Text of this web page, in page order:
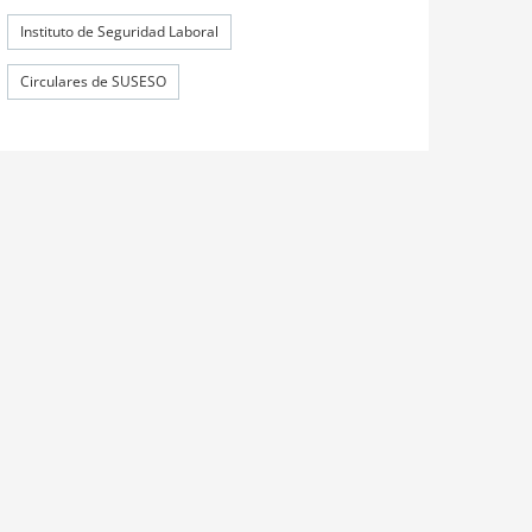
Instituto de Seguridad Laboral
Circulares de SUSESO